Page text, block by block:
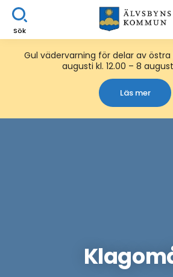
Sök
Gul vädervarning för delar av
augusti kl. 12.00 – 8
Läs mer